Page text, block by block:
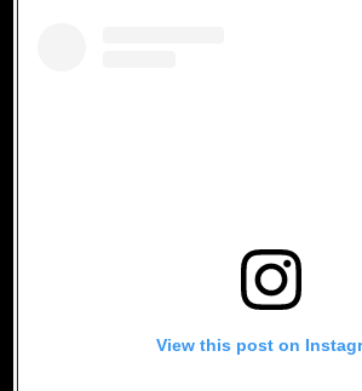
View this post on